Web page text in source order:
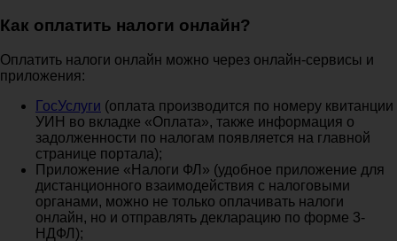
Как оплатить налоги онлайн?
Оплатить налоги онлайн можно через онлайн-сервисы и
приложения:
ГосУслуги (оплата производится по номеру квитанции
УИН во вкладке «Оплата», также информация о
задолженности по налогам появляется на главной
странице портала);
Приложение «Налоги ФЛ» (удобное приложение для
дистанционного взаимодействия с налоговыми
органами, можно не только оплачивать налоги
онлайн, но и отправлять декларацию по форме 3-
НДФЛ);